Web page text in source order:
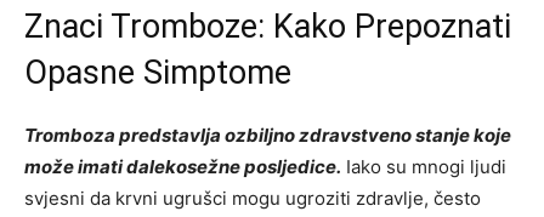
Znaci Tromboze: Kako Prepoznati
Opasne Simptome
Tromboza predstavlja ozbiljno zdravstveno stanje koje
može imati dalekosežne posljedice. Iako su mnogi ljudi
svjesni da krvni ugrušci mogu ugroziti zdravlje, često